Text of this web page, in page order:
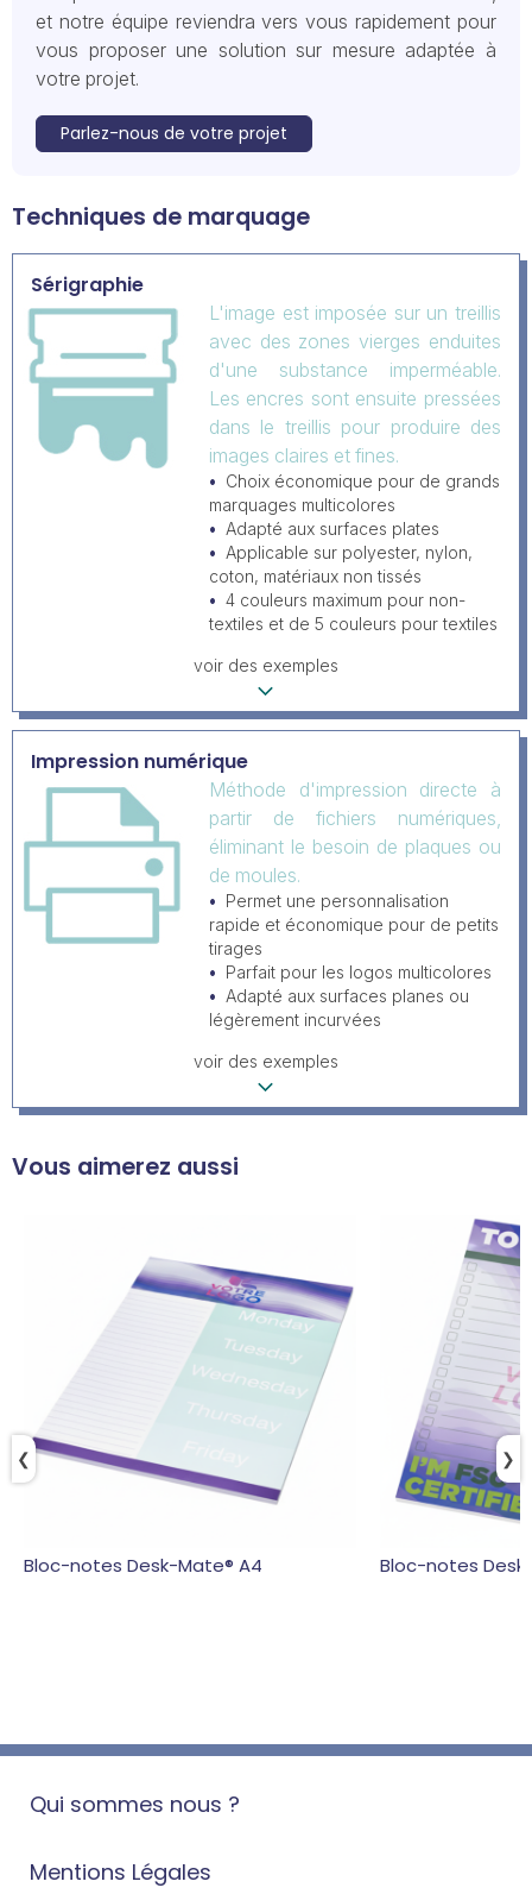
et notre équipe reviendra vers vous rapidement pour
vous proposer une solution sur mesure adaptée à
votre projet.
Parlez-nous de votre projet
Techniques de marquage
Sérigraphie
L'image est imposée sur un treillis
avec des zones vierges enduites
d'une substance imperméable.
Les encres sont ensuite pressées
dans le treillis pour produire des
images claires et fines.
Choix économique pour de grands
marquages multicolores
Adapté aux surfaces plates
Applicable sur polyester, nylon,
coton, matériaux non tissés
4 couleurs maximum pour non-
textiles et de 5 couleurs pour textiles
voir des exemples
Impression numérique
Méthode d'impression directe à
partir de fichiers numériques,
éliminant le besoin de plaques ou
de moules.
Permet une personnalisation
rapide et économique pour de petits
tirages
Parfait pour les logos multicolores
Adapté aux surfaces planes ou
légèrement incurvées
voir des exemples
Vous aimerez aussi
Bloc-notes Desk-Mate® A4 Bloc-notes
❯
❮
Qui sommes nous ?
Mentions Légales